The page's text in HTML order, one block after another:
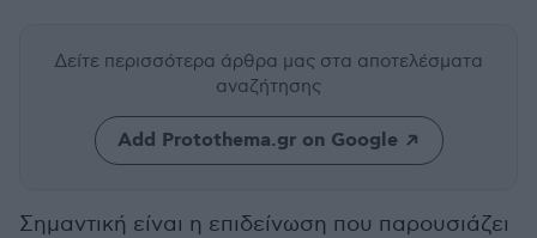
Δείτε περισσότερα άρθρα μας στα αποτελέσματα
αναζήτησης
Add Protothema.gr on Google
Σημαντική είναι η επιδείνωση που παρουσιάζει